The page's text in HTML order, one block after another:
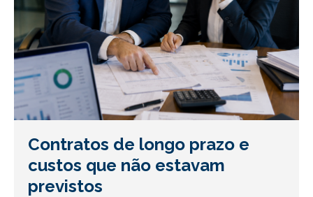
Contratos de longo prazo e
custos que não estavam
previstos